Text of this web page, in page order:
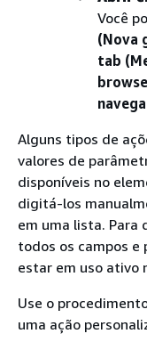
Você
(Nova
tab
Alguns tipos de
valores de
disponíveis no
digitá-los
em uma lista. Para
todos os campos
estar em uso ativo
Use o
uma ação